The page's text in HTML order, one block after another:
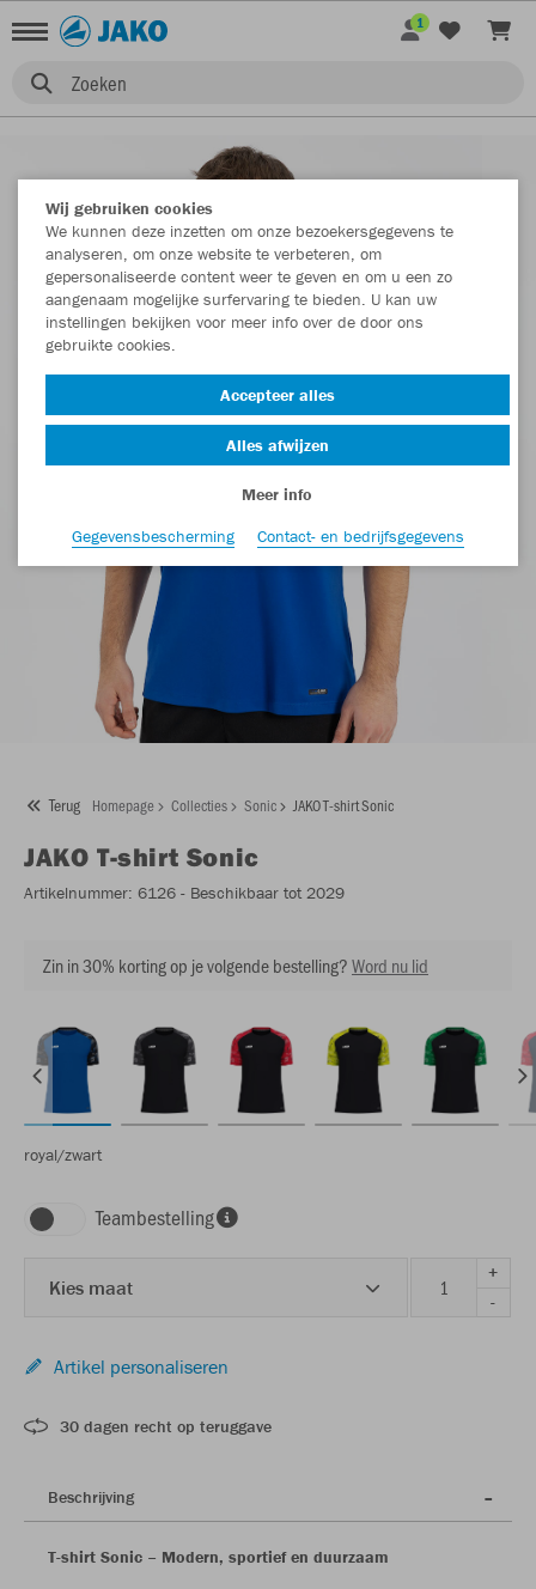
Zoeken
1
Terug Homepage Collecties Sonic JAKO T-shirt Sonic
JAKO T-shirt Sonic
Artikelnummer: 6126 - Beschikbaar tot 2029
Zin in 30% korting op je volgende bestelling?Word nu lid
royal/zwart
Teambestelling
Kies maat
+
-
Artikel personaliseren
30 dagen recht op teruggave
Beschrijving
T-shirt Sonic – Modern, sportief en duurzaam
Wij gebruiken cookies
We kunnen deze inzetten om onze bezoekersgegevens te
analyseren, om onze website te verbeteren, om
gepersonaliseerde content weer te geven en om u een zo
aangenaam mogelijke surfervaring te bieden. U kan uw
instellingen bekijken voor meer info over de door ons
gebruikte cookies.
Accepteer alles
Alles afwijzen
Meer info
Gegevensbescherming
Contact- en bedrijfsgegevens